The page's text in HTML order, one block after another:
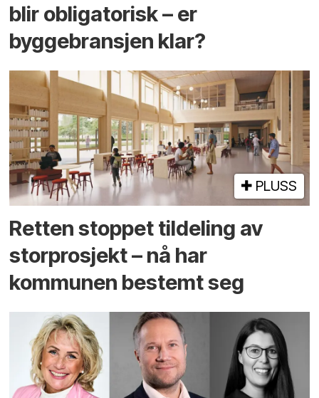
blir obligatorisk – er
byggebransjen klar?
PLUSS
Retten stoppet tildeling av
storprosjekt – nå har
kommunen bestemt seg